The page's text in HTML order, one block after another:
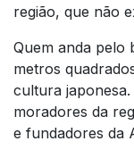
região, que não
Quem anda pelo
metros
cultura
moradores da
e fundadores da